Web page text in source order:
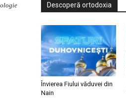
Descoperă ortodoxia
Învierea Fiului văduvei din
Nain